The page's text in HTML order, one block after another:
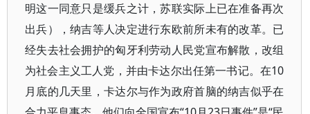
明这一同意只是缓兵之计，苏联实际上已在准备再次
出兵），纳吉等人决定进行东欧前所未有的改革。已
经失去社会拥护的匈牙利劳动人民党宣布解散，改组
为社会主义工人党，并由卡达尔出任第一书记。在10
月底的几天里，卡达尔与作为政府首脑的纳吉似乎在